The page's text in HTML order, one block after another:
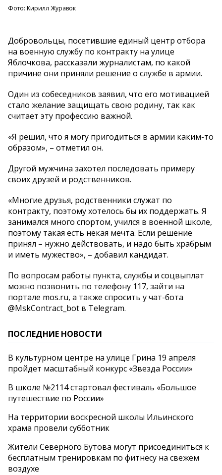
Фото: Кирилл Журавок
Добровольцы, посетившие единый центр отбора
на военную службу по контракту на улице
Яблочкова, рассказали журналистам, по какой
причине они приняли решение о службе в армии.
Один из собеседников заявил, что его мотивацией
стало желание защищать свою родину, так как
считает эту профессию важной.
«Я решил, что я могу пригодиться в армии каким-то
образом», – отметил он.
Другой мужчина захотел последовать примеру
своих друзей и родственников.
«Многие друзья, родственники служат по
контракту, поэтому хотелось бы их поддержать. Я
занимался много спортом, учился в военной школе,
поэтому такая есть некая мечта. Если решение
принял – нужно действовать, и надо быть храбрым
и иметь мужество», – добавил кандидат.
По вопросам работы пункта, службы и соцвыплат
можно позвонить по телефону 117, зайти на
портале mos.ru, а также спросить у чат-бота
@MskContract_bot в Telegram.
ПОСЛЕДНИЕ НОВОСТИ
В культурном центре на улице Грина 19 апреля
пройдет масштабный конкурс «Звезда России»
В школе №2114 стартовал фестиваль «Большое
путешествие по России»
На территории воскресной школы Ильинского
храма провели субботник
Жители Северного Бутова могут присоединиться к
бесплатным тренировкам по фитнесу на свежем
воздухе